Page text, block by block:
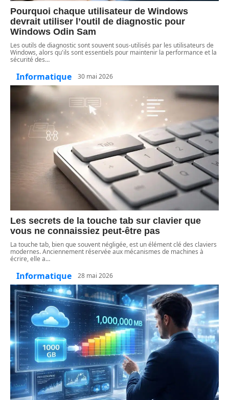
Pourquoi chaque utilisateur de Windows
devrait utiliser l’outil de diagnostic pour
Windows Odin Sam
Les outils de diagnostic sont souvent sous-utilisés par les utilisateurs de
Windows, alors qu'ils sont essentiels pour maintenir la performance et la
sécurité des…
Informatique 30 mai 2026
Les secrets de la touche tab sur clavier que
vous ne connaissiez peut-être pas
La touche tab, bien que souvent négligée, est un élément clé des claviers
modernes. Anciennement réservée aux mécanismes de machines à
écrire, elle a…
Informatique 28 mai 2026